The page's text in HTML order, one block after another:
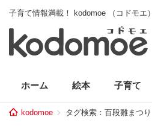
子育て情報満載！ kodomoe （コドモエ
ホーム 絵本 子育て
kodomoe タグ検索：百段雛まつり